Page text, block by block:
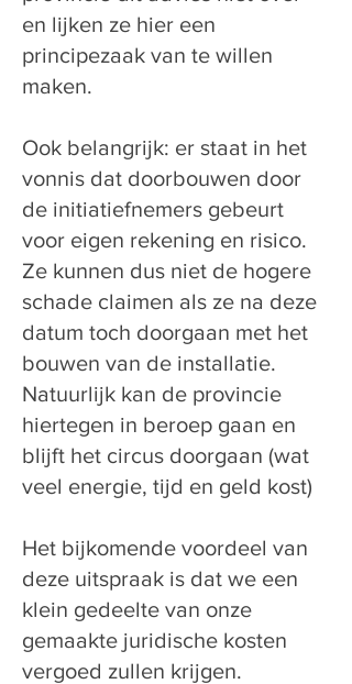
en lijken ze hier een
principezaak van te willen
maken.
Ook belangrijk: er staat in het
vonnis dat doorbouwen door
de initiatiefnemers gebeurt
voor eigen rekening en risico.
Ze kunnen dus niet de hogere
schade claimen als ze na deze
datum toch doorgaan met het
bouwen van de installatie.
Natuurlijk kan de provincie
hiertegen in beroep gaan en
blijft het circus doorgaan (wat
veel energie, tijd en geld kost)
Het bijkomende voordeel van
deze uitspraak is dat we een
klein gedeelte van onze
gemaakte juridische kosten
vergoed zullen krijgen.